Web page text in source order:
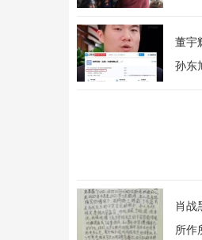
董宇
孙东
肖战
所作